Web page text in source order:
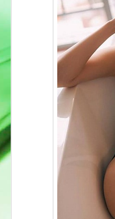
Quyn Si ghi dấu ấn
trên ấn phẩm quốc tế
Sau một thời gian vắng bóng,
International Beauty Queen
Quyn Si chính thức trở lại
xuất hiện trên ấn phẩm quốc
tế Beauty Queen với bộ ảnh mang
tinh thần thanh lịch và đầy chất
Không lựa chọn hình ảnh sắc sảo
hào nhoáng thường thấy,
Si chinh phục người xem
bằng vẻ đẹp nhẹ nhàng, tự nhiên
thần thái điềm tĩnh của một
phụ nữ trưởng thành. Mỗi
khung hình đều tôn vinh sự tinh
tế, bản lĩnh và sức hút đến từ nội